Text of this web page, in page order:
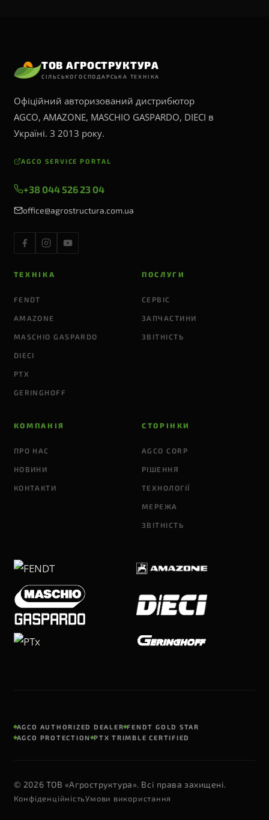
ТОВ АГРОСТРУКТУРА
СІЛЬСЬКОГОСПОДАРСЬКА ТЕХНІКА
Офіційний авторизований дистрибютор
AGCO, AMAZONE, MASCHIO GASPARDO, DIECI в
Україні. З 2013 року.
AGCO SERVICE PORTAL
+38 044 526 23 04
office@agrostructura.com.ua
ТЕХНІКА
FENDT
AMAZONE
MASCHIO GASPARDO
DIECI
PTX
GERINGHOFF
ПОСЛУГИ
СЕРВІС
ЗАПЧАСТИНИ
ЗВІТНІСТЬ
КОМПАНІЯ
ПРО НАС
НОВИНИ
КОНТАКТИ
СТОРІНКИ
AGCO CORP
РІШЕННЯ
ТЕХНОЛОГІЇ
МЕРЕЖА
ЗВІТНІСТЬ
AGCO AUTHORIZED DEALER FENDT GOLD STAR
AGCO PROTECTION PTX TRIMBLE CERTIFIED
© 2026 ТОВ «Агроструктура». Всі права захищені.
КонфіденційністьУмови використання